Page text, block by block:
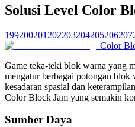
Solusi Level Color
199200201 202203204205206207
Color
Game teka-teki blok warna yang
mengatur berbagai potongan blok
kesadaran spasial dan
Color Block Jam yang semakin
Sumber Daya